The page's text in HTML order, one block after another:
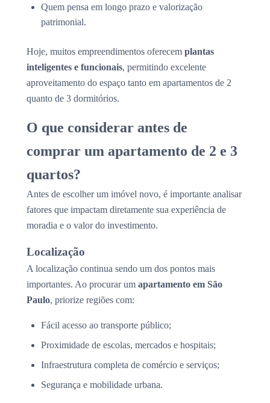
Quem pensa em longo prazo e valorização
patrimonial.
Hoje, muitos empreendimentos oferecem plantas
inteligentes e funcionais, permitindo excelente
aproveitamento do espaço tanto em apartamentos de 2
quanto de 3 dormitórios.
O que considerar antes de
comprar um apartamento de 2 e 3
quartos?
Antes de escolher um imóvel novo, é importante analisar
fatores que impactam diretamente sua experiência de
moradia e o valor do investimento.
Localização
A localização continua sendo um dos pontos mais
importantes. Ao procurar um apartamento em São
Paulo, priorize regiões com:
Fácil acesso ao transporte público;
Proximidade de escolas, mercados e hospitais;
Infraestrutura completa de comércio e serviços;
Segurança e mobilidade urbana.